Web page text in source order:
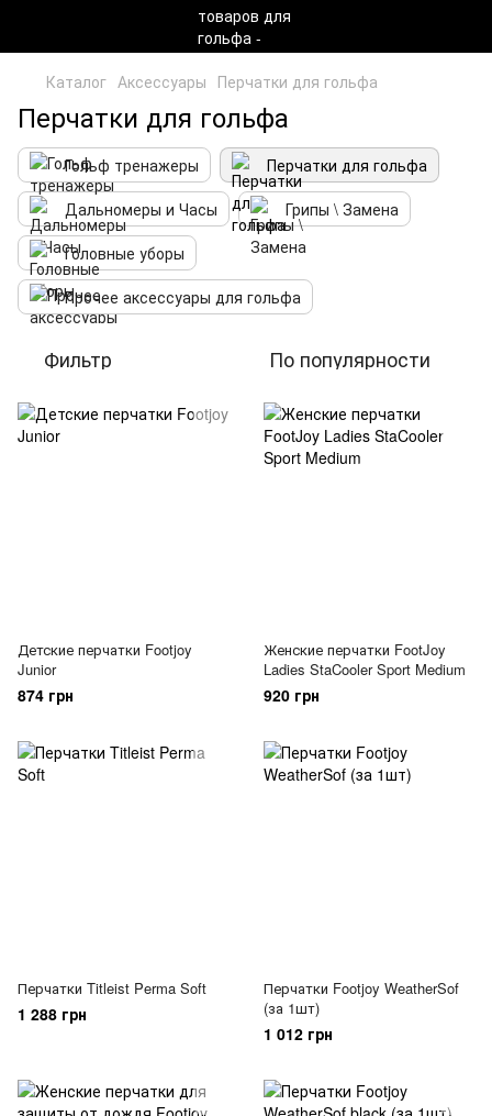
Каталог Аксессуары Перчатки для гольфа
Перчатки для гольфа
Гольф тренажеры
Перчатки для гольфа
Дальномеры и Часы
Грипы \ Замена
Головные уборы
Прочее аксессуары для гольфа
Фильтр По популярности
Детские перчатки Footjoy
Junior
874 грн
Женские перчатки FootJoy
Ladies StaCooler Sport Medium
920 грн
Перчатки Titleist Perma Soft
1 288 грн
Перчатки Footjoy WeatherSof
(за 1шт)
1 012 грн